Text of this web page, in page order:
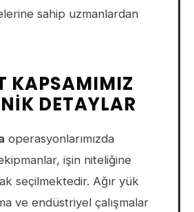
sahip uzmanlardan
KAPSAMIMIZ
DETAYLAR
operasyonlarımızda
işin niteliğine
seçilmektedir. Ağır yük
ve endüstriyel çalışmalar